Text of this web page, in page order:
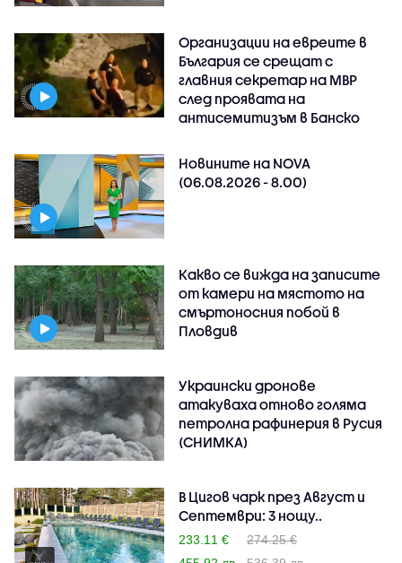
Организации на евреите в
България се срещат с
главния секретар на МВР
след проявата на
антисемитизъм в Банско
Новините на NOVA
(06.08.2026 - 8.00)
Какво се вижда на записите
от камери на мястото на
смъртоносния побой в
Пловдив
Украински дронове
атакуваха отново голяма
петролна рафинерия в Русия
(СНИМКА)
В Цигов чарк през Август и
Септември: 3 нощу..
233.11 €
274.25 €